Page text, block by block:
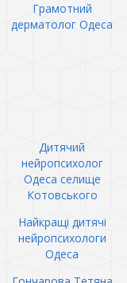
Грамотний
дерматолог Одеса
Дитячий
нейропсихолог
Одеса селище
Котовського
Найкращі дитячі
нейропсихологи
Одеса